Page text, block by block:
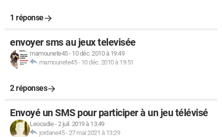
1 réponse
envoyer sms au jeux televisée
mamounete45- 10 déc. 2010 à 19:49
mamounete45- 10 déc. 2010 à 19:51
2 réponses
Envoyé un SMS pour participer à un jeu télévisé
Leocadie-2 juil. 2019 à 13:49
jordane45-27 mai 2021 à 13:29